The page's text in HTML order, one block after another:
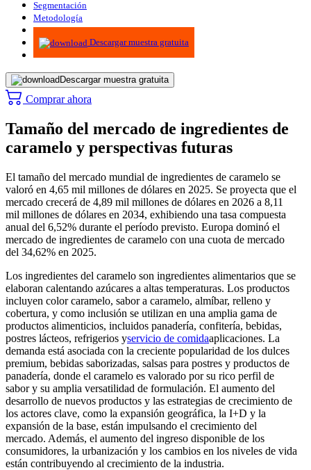
Segmentación
Metodología
Infografías
Descargar muestra gratuita
Descargar muestra gratuita
Comprar ahora
Tamaño del mercado de ingredientes de
caramelo y perspectivas futuras
El tamaño del mercado mundial de ingredientes de caramelo se
valoró en 4,65 mil millones de dólares en 2025. Se proyecta que el
mercado crecerá de 4,89 mil millones de dólares en 2026 a 8,11
mil millones de dólares en 2034, exhibiendo una tasa compuesta
anual del 6,52% durante el período previsto. Europa dominó el
mercado de ingredientes de caramelo con una cuota de mercado
del 34,62% ​​en 2025.
Los ingredientes del caramelo son ingredientes alimentarios que se
elaboran calentando azúcares a altas temperaturas. Los productos
incluyen color caramelo, sabor a caramelo, almíbar, relleno y
cobertura, y como inclusión se utilizan en una amplia gama de
productos alimenticios, incluidos panadería, confitería, bebidas,
postres lácteos, refrigerios yservicio de comidaaplicaciones. La
demanda está asociada con la creciente popularidad de los dulces
premium, bebidas saborizadas, salsas para postres y productos de
panadería, donde el caramelo es valorado por su rico perfil de
sabor y su amplia versatilidad de formulación. El aumento del
desarrollo de nuevos productos y las estrategias de crecimiento de
los actores clave, como la expansión geográfica, la I+D y la
expansión de la base, están impulsando el crecimiento del
mercado. Además, el aumento del ingreso disponible de los
consumidores, la urbanización y los cambios en los niveles de vida
están contribuyendo al crecimiento de la industria.